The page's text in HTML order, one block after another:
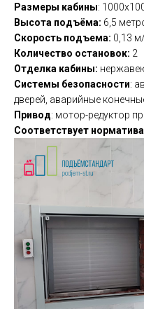
Размеры кабины:
Высота подъёма: 6,5
Скорость подъема: 0,13
Количество остановок: 2
Отделка кабины:
Системы безопасности:
дверей, аварийные
Привод: мотор-редуктор
Соответствует